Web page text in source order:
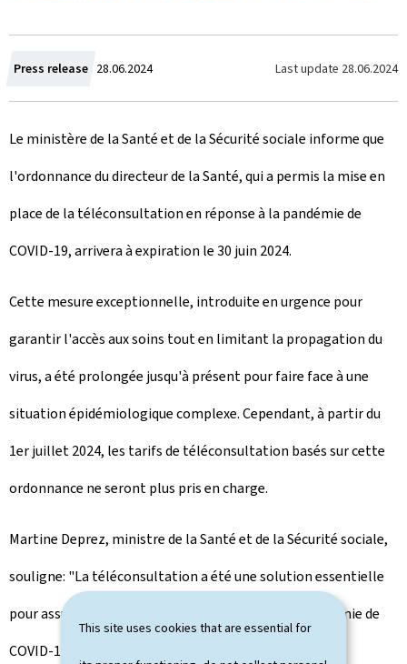
This site uses cookies that are essential for
Press release C
r
e
a
t
e
28.06.2024 Last update 28.06.2024
Le ministère de la Santé et de la Sécurité sociale informe que
l'ordonnance du directeur de la Santé, qui a permis la mise en
place de la téléconsultation en réponse à la pandémie de
COVID-19, arrivera à expiration le 30 juin 2024.
Cette mesure exceptionnelle, introduite en urgence pour
garantir l'accès aux soins tout en limitant la propagation du
virus, a été prolongée jusqu'à présent pour faire face à une
situation épidémiologique complexe. Cependant, à partir du
1er juillet 2024, les tarifs de téléconsultation basés sur cette
ordonnance ne seront plus pris en charge.
Martine Deprez, ministre de la Santé et de la Sécurité sociale,
souligne: "La téléconsultation a été une solution essentielle
pour assurer la continuité des soins pendant la pandémie de
COVID-19. Nous reconnaissons l'engagement et le